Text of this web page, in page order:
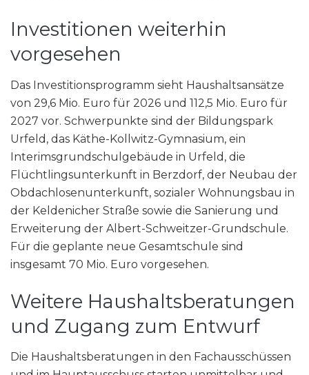
Investitionen weiterhin
vorgesehen
Das Investitionsprogramm sieht Haushaltsansätze
von 29,6 Mio. Euro für 2026 und 112,5 Mio. Euro für
2027 vor. Schwerpunkte sind der Bildungspark
Urfeld, das Käthe-Kollwitz-Gymnasium, ein
Interimsgrundschulgebäude in Urfeld, die
Flüchtlingsunterkunft in Berzdorf, der Neubau der
Obdachlosenunterkunft, sozialer Wohnungsbau in
der Keldenicher Straße sowie die Sanierung und
Erweiterung der Albert-Schweitzer-Grundschule.
Für die geplante neue Gesamtschule sind
insgesamt 70 Mio. Euro vorgesehen.
Weitere Haushaltsberatungen
und Zugang zum Entwurf
Die Haushaltsberatungen in den Fachausschüssen